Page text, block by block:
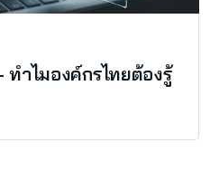
ำไมองค์กรไทยต้องรู้